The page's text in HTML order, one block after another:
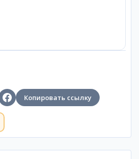
Копировать ссылку